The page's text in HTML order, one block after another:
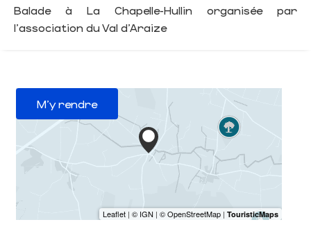
Balade à La Chapelle-Hullin organisée par
l'association du Val d'Araize
M'y rendre